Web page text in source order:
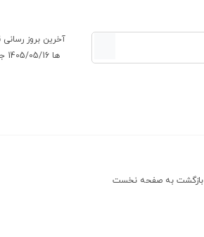
آخرین بروز
ها 1405/05/16 جمعه
بازگشت به صفحه نخست